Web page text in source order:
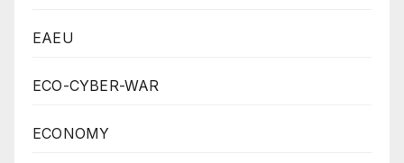
EAEU
ECO-CYBER-WAR
ECONOMY